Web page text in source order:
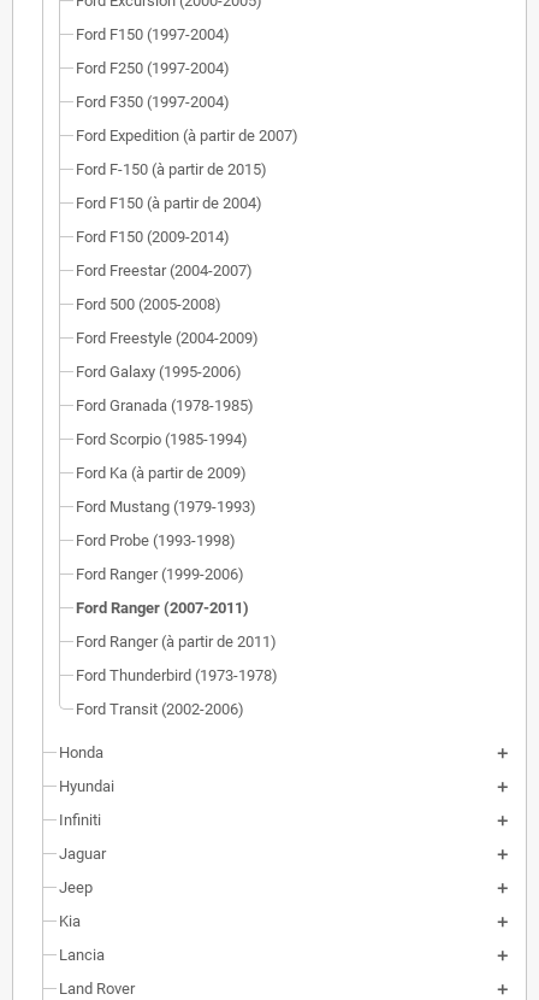
Ford F150 (1997-2004)
Ford F250 (1997-2004)
Ford F350 (1997-2004)
Ford Expedition (à partir de 2007)
Ford F-150 (à partir de 2015)
Ford F150 (à partir de 2004)
Ford F150 (2009-2014)
Ford Freestar (2004-2007)
Ford 500 (2005-2008)
Ford Freestyle (2004-2009)
Ford Galaxy (1995-2006)
Ford Granada (1978-1985)
Ford Scorpio (1985-1994)
Ford Ka (à partir de 2009)
Ford Mustang (1979-1993)
Ford Probe (1993-1998)
Ford Ranger (1999-2006)
Ford Ranger (2007-2011)
Ford Ranger (à partir de 2011)
Ford Thunderbird (1973-1978)
Ford Transit (2002-2006)
Honda
Hyundai
Infiniti
Jaguar
Jeep
Kia
Lancia
Land Rover